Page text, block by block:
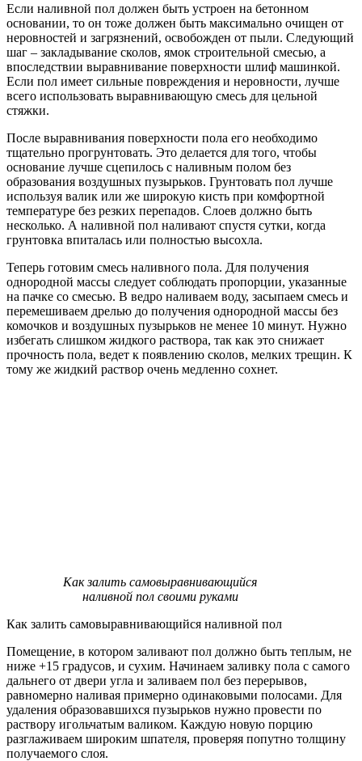
Если наливной пол должен быть устроен на бетонном
основании, то он тоже должен быть максимально очищен от
неровностей и загрязнений, освобожден от пыли. Следующий
шаг – закладывание сколов, ямок строительной смесью, а
впоследствии выравнивание поверхности шлиф машинкой.
Если пол имеет сильные повреждения и неровности, лучше
всего использовать выравнивающую смесь для цельной
стяжки.
После выравнивания поверхности пола его необходимо
тщательно прогрунтовать. Это делается для того, чтобы
основание лучше сцепилось с наливным полом без
образования воздушных пузырьков. Грунтовать пол лучше
используя валик или же широкую кисть при комфортной
температуре без резких перепадов. Слоев должно быть
несколько. А наливной пол наливают спустя сутки, когда
грунтовка впиталась или полностью высохла.
Теперь готовим смесь наливного пола. Для получения
однородной массы следует соблюдать пропорции, указанные
на пачке со смесью. В ведро наливаем воду, засыпаем смесь и
перемешиваем дрелью до получения однородной массы без
комочков и воздушных пузырьков не менее 10 минут. Нужно
избегать слишком жидкого раствора, так как это снижает
прочность пола, ведет к появлению сколов, мелких трещин. К
тому же жидкий раствор очень медленно сохнет.
Как залить самовыравнивающийся
наливной пол своими руками
Как залить самовыравнивающийся наливной пол
Помещение, в котором заливают пол должно быть теплым, не
ниже +15 градусов, и сухим. Начинаем заливку пола с самого
дальнего от двери угла и заливаем пол без перерывов,
равномерно наливая примерно одинаковыми полосами. Для
удаления образовавшихся пузырьков нужно провести по
раствору игольчатым валиком. Каждую новую порцию
разглаживаем широким шпателя, проверяя попутно толщину
получаемого слоя.